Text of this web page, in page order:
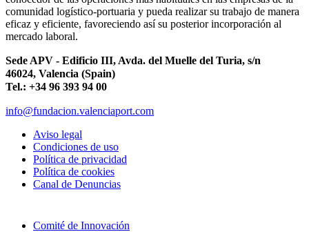
comunidad logístico-portuaria y pueda realizar su trabajo de manera
eficaz y eficiente, favoreciendo así su posterior incorporación al
mercado laboral.
Sede APV - Edificio III, Avda. del Muelle del Turia, s/n
46024, Valencia (Spain)
Tel.: +34 96 393 94 00
info@fundacion.valenciaport.com
Aviso legal
Condiciones de uso
Política de privacidad
Política de cookies
Canal de Denuncias
Comité de Innovación